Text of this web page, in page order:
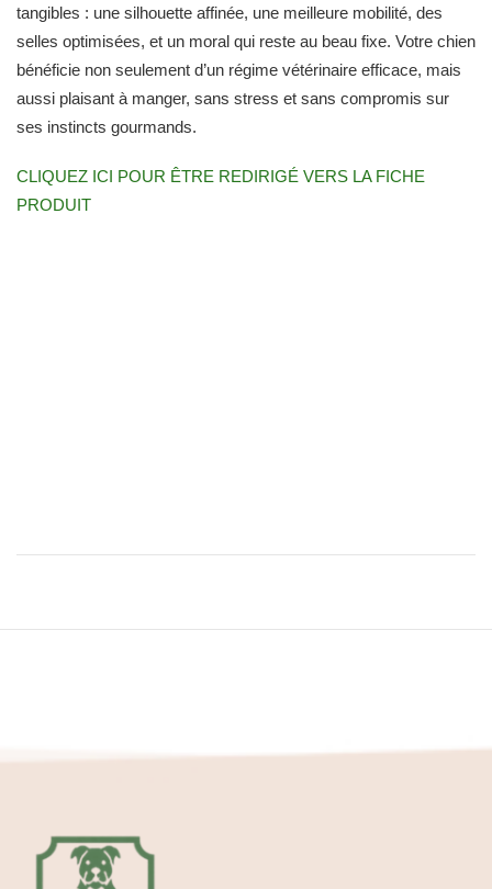
tangibles : une silhouette affinée, une meilleure mobilité, des
selles optimisées, et un moral qui reste au beau fixe. Votre chien
bénéficie non seulement d’un régime vétérinaire efficace, mais
aussi plaisant à manger, sans stress et sans compromis sur
ses instincts gourmands.
CLIQUEZ ICI POUR ÊTRE REDIRIGÉ VERS LA FICHE
PRODUIT
Contactez-nous